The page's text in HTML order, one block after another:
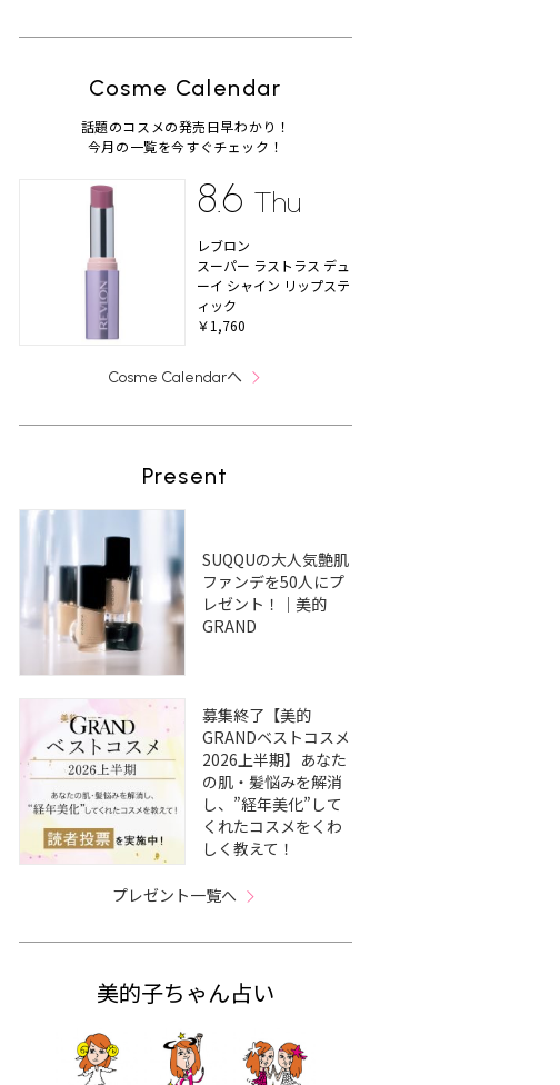
Cosme Calendar
話題のコスメの発売日早わかり！
今月の一覧を今すぐチェック！
8.6 Thu
レブロン
スーパー ラストラス デュ
ーイ シャイン リップステ
ィック
￥1,760
Cosme Calendarへ
Present
SUQQUの大人気艶肌
ファンデを50人にプ
レゼント！｜美的
GRAND
募集終了【美的
GRANDベストコスメ
2026上半期】あなた
の肌・髪悩みを解消
し、”経年美化”して
くれたコスメをくわ
しく教えて！
プレゼント一覧へ
美的子ちゃん占い